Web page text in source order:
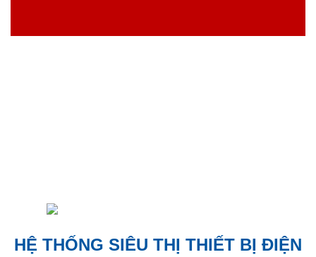
HỆ THỐNG SIÊU THỊ THIẾT BỊ ĐIỆN